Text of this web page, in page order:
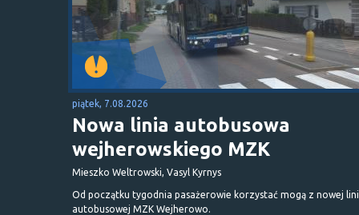
piątek, 7.08.2026
Nowa linia autobusowa
wejherowskiego MZK
Mieszko Weltrowski, Vasyl Kyrnys
Od początku tygodnia pasażerowie korzystać mogą z nowej
autobusowej MZK Wejherowo.